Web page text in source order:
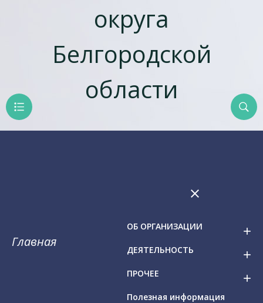
округа
Белгородской
области
Главная
ОБ ОРГАНИЗАЦИИ add
ДЕЯТЕЛЬНОСТЬ add
ПРОЧЕЕ add
Полезная информация
close